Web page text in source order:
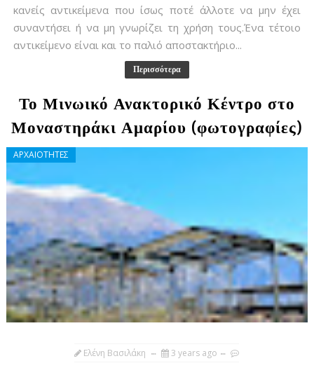
κανείς αντικείμενα που ίσως ποτέ άλλοτε να μην έχει
συναντήσει ή να μη γνωρίζει τη χρήση τους.Ένα τέτοιο
αντικείμενο είναι και το παλιό αποστακτήριο...
Περισσότερα
Το Μινωικό Ανακτορικό Κέντρο στο
Μοναστηράκι Αμαρίου (φωτογραφίες)
ΑΡΧΑΙΟΤΗΤΕΣ
Ελένη Βασιλάκη 3 years ago